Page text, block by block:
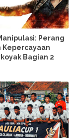
Perang
Kepercayaan
Bagian 2